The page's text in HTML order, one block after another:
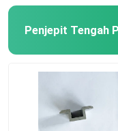
Penjepit Tengah